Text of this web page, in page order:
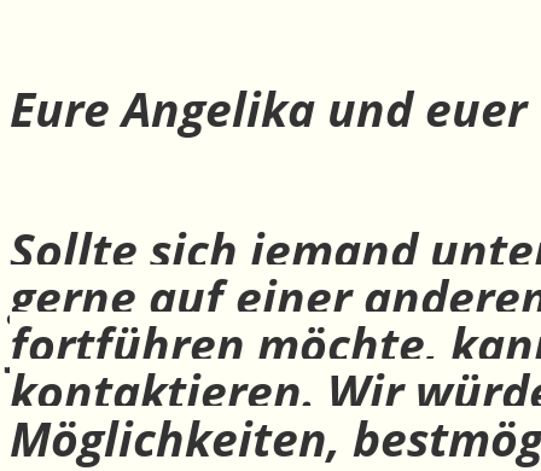
Eure Angelika und
Sollte sich jemand
gerne auf einer
fortführen möchte,
kontaktieren. Wir
Möglichkeiten,